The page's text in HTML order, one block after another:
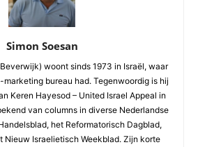
Simon Soesan
woont sinds 1973 in Israël, waar
bureau had. Tegenwoordig is hij
Keren Hayesod – United Israel Appeal in
van columns in diverse Nederlandse
het Reformatorisch Dagblad,
Nieuw Israelietisch Weekblad. Zijn korte